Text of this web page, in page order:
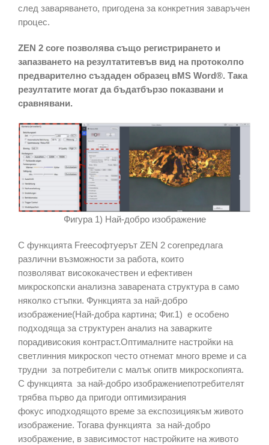
след заваряването, пригодена за конкретния заваръчен
процес.
ZEN 2 core позволява също регистрирането и
запазването на резултатитевъв вид на протоколпо
предварително създаден образец вMS Word®. Така
резултатите могат да бъдатбързо показвани и
сравнявани.
Фигура 1) Най-добро изображение
С функцията Freeсофтуерът ZEN 2 coreпредлага
различни възможности за работа, които
позволяват висококачествен и ефективен
микроскопски анализна заварената структура в само
няколко стъпки. Функцията за най-добро
изображение(Най-добра картина; Фиг.1) е особено
подходяща за структурен анализ на заварките
порадивисокия контраст.Оптималните настройки на
светлинния микроскоп често отнемат много време и са
трудни за потребители с малък опитв микроскопията.
С функцията за най-добро изображениепотребителят
трябва първо да пригоди оптимизирания
фокус иподходящото време за експозициякъм живото
изображение. Тогава функцията за най-добро
изображение, в зависимостот настройките на живото